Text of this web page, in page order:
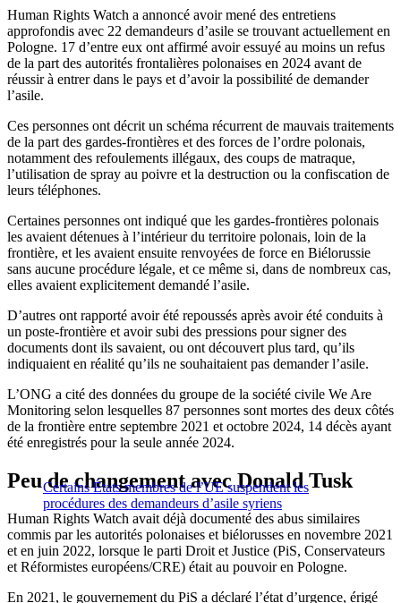
Human Rights Watch a annoncé avoir mené des entretiens
approfondis avec 22 demandeurs d’asile se trouvant actuellement en
Pologne. 17 d’entre eux ont affirmé avoir essuyé au moins un refus
de la part des autorités frontalières polonaises en 2024 avant de
réussir à entrer dans le pays et d’avoir la possibilité de demander
l’asile.
Ces personnes ont décrit un schéma récurrent de mauvais traitements
de la part des gardes-frontières et des forces de l’ordre polonais,
notamment des refoulements illégaux, des coups de matraque,
l’utilisation de spray au poivre et la destruction ou la confiscation de
leurs téléphones.
Certaines personnes ont indiqué que les gardes-frontières polonais
les avaient détenues à l’intérieur du territoire polonais, loin de la
frontière, et les avaient ensuite renvoyées de force en Biélorussie
sans aucune procédure légale, et ce même si, dans de nombreux cas,
elles avaient explicitement demandé l’asile.
D’autres ont rapporté avoir été repoussés après avoir été conduits à
un poste-frontière et avoir subi des pressions pour signer des
documents dont ils savaient, ou ont découvert plus tard, qu’ils
indiquaient en réalité qu’ils ne souhaitaient pas demander l’asile.
L’ONG a cité des données du groupe de la société civile We Are
Monitoring selon lesquelles 87 personnes sont mortes des deux côtés
de la frontière entre septembre 2021 et octobre 2024, 14 décès ayant
été enregistrés pour la seule année 2024.
Certains États membres de l’UE suspendent les
procédures des demandeurs d’asile syriens
Peu de changement avec Donald Tusk
Human Rights Watch avait déjà documenté des abus similaires
commis par les autorités polonaises et biélorusses en novembre 2021
et en juin 2022, lorsque le parti Droit et Justice (PiS, Conservateurs
et Réformistes européens/CRE) était au pouvoir en Pologne.
En 2021, le gouvernement du PiS a déclaré l’état d’urgence, érigé